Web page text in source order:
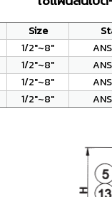
Size
1/2"~8"
1/2"~8"
1/2"~8"
1/2"~8"